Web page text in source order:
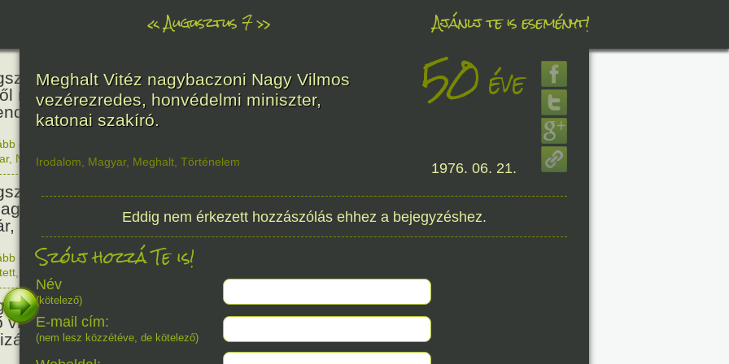
«Augusztus 7» Ajánlj te is eseményt!
Báthori Erzsébet,
rémséges és kegyetlen
éltek.
466
olvasom
, Nő Történelem
Kondor Gusztáv
matematikus, egyetemi
akadémikus.
201éve
olvasom|Nincs hozzászólás, szólj hozzá!
Mata Hari, a híres
világháborús táncosnő,
és kém.
150éve
Meghalt Vitéz nagybaczoni Nagy Vilmos
vezérezredes, honvédelmi miniszter,
katonai szakíró.
50 éve
Irodalom Magyar, Meghalt Történelem 1976. 06. 21.
Eddig nem érkezett hozzászólás ehhez a bejegyzéshez.
Szólj hozzá Te is!
Név
(kötelező)
E-mail cím:
(nem lesz közzétéve, de kötelező)